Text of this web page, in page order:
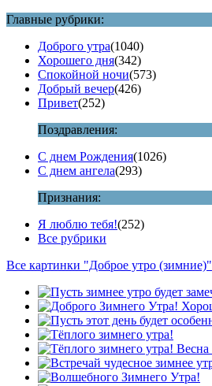
Главные рубрики:
Доброго утра(1040)
Хорошего дня(342)
Спокойной ночи(573)
Добрый вечер(426)
Привет(252)
Поздравления:
С днем Рождения(1026)
С днем ангела(293)
Признания:
Я люблю тебя!(252)
Все рубрики
Все картинки "Доброе утро (зимние)"